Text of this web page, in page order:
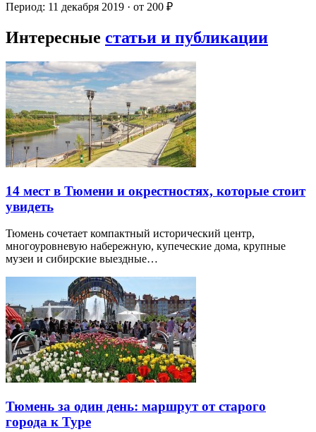
Период: 11 декабря 2019 · от 200 ₽
Интересные статьи и публикации
14 мест в Тюмени и окрестностях, которые стоит
увидеть
Тюмень сочетает компактный исторический центр,
многоуровневую набережную, купеческие дома, крупные
музеи и сибирские выездные…
Тюмень за один день: маршрут от старого
города к Туре